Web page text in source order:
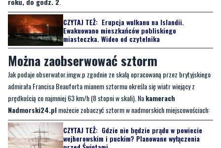
Można zaobserwować sztorm
Jak podaje obserwator.imgw.p zgodnie ze skalą opracowaną przez brytyjskiego
admirała Francisa Beauforta mianem sztormu określa się wiatr wiejący z
prędkością co najmniej 63 km/h (8 stopni w skali). Nakamerach
Nadmorski24.plmożecie zobaczyć sztorm w nadmorskich miejscowościach:
CZYTAJ TEŻ: Gdzie nie będzie prądu w powiecie
wejherowskim i puckim? Planowane wyłączenia
przed Świętami
Władysławowo
Rewa